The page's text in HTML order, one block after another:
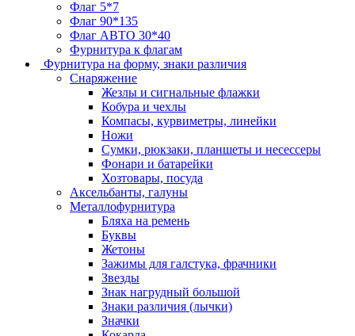
Флаг 5*7
Флаг 90*135
Флаг АВТО 30*40
Фурнитура к флагам
Фурнитура на форму, знаки различия
Снаряжение
Жезлы и сигнальные флажки
Кобура и чехлы
Компасы, курвиметры, линейки
Ножи
Сумки, рюкзаки, планшеты и несессеры
Фонари и батарейки
Хозтовары, посуда
Аксельбанты, галуны
Металлофурнитура
Бляха на ремень
Буквы
Жетоны
Зажимы для галстука, фрачники
Звезды
Знак нагрудный большой
Знаки различия (лычки)
Значки